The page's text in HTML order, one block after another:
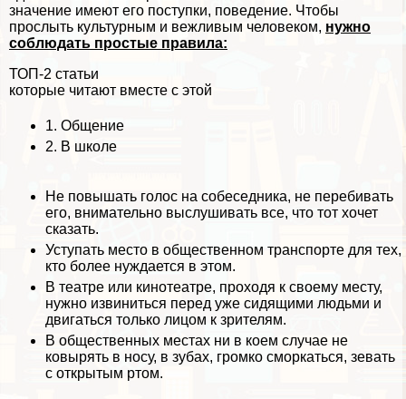
значение имеют его поступки, поведение. Чтобы
прослыть культурным и вежливым человеком, нужно
соблюдать простые правила:
ТОП-2 статьи
которые читают вместе с этой
1. Общение
2. В школе
Не повышать голос на собеседника, не перебивать
его, внимательно выслушивать все, что тот хочет
сказать.
Уступать место в общественном трaнcпорте для тех,
кто более нуждается в этом.
В театре или кинотеатре, проходя к своему месту,
нужно извиниться перед уже сидящими людьми и
двигаться только лицом к зрителям.
В общественных местах ни в коем случае не
ковырять в носу, в зубах, громко сморкаться, зевать
с открытым ртом.